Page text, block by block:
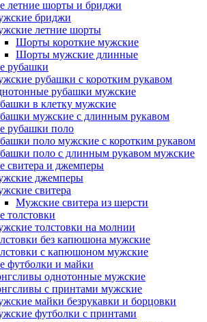
летние шорты и бриджи
бриджи
летние шорты
Шорты короткие мужские
Шорты мужские длинные
рубашки
рубашки с коротким рукавом
рубашки мужские
в клетку мужские
мужские с длинным рукавом
рубашки поло
поло мужские с коротким рукавом
поло с длинным рукавом мужские
свитера и джемперы
джемперы
свитера
Мужские свитера из шерсти
толстовки
толстовки на молнии
без капюшона мужские
с капюшоном мужские
футболки и майки
однотонные мужские
с принтами мужские
майки безрукавки и борцовки
футболки с принтами